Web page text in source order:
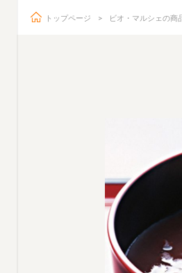
ビオ・マルシェ
トップページ ビオ・マルシェの商